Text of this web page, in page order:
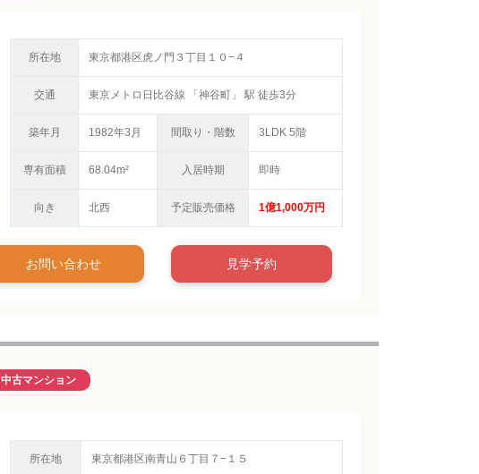
所在地 東京都港区虎ノ門３丁目１０−４
交通 東京メトロ日比谷線 「神谷町」 駅 徒歩3分
築年月 1982年3月 間取り・階数 3LDK 5階
専有面積 68.04m² 入居時期 即時
向き 北西 予定販売価格 1億1,000万円
お問い合わせ 見学予約
中古マンション
所在地 東京都港区南青山６丁目７−１５